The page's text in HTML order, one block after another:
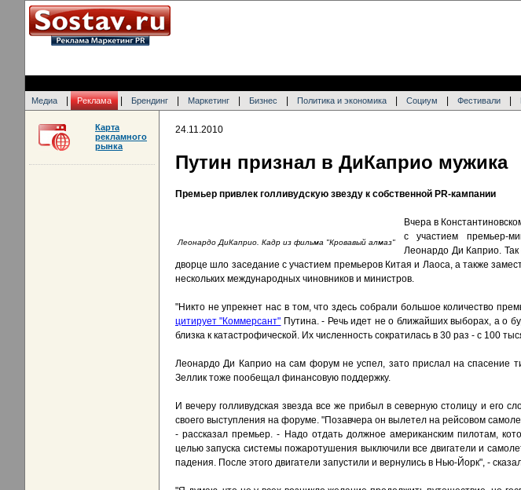
Медиа Реклама Брендинг Маркетинг Бизнес Политика и экономика Социум Фестивали
24.11.2010
Путин признал в ДиКаприо мужика
Премьер привлек голливудскую звезду к собственной PR-кампании
Леонардо ДиКаприо. Кадр из фильма "Кровавый алмаз"
Вчера в
с участием премьер-
Леонардо Ди Каприо. Так
дворце шло заседание с участием премьеров Китая и Лаоса, а также
нескольких международных чиновников и министров.
"Никто не упрекнет нас в том, что здесь собрали большое количество
цитирует "Коммерсант" Путина. - Речь идет не о ближайших выборах, а о
близка к катастрофической. Их численность сократилась в 30 раз - с 100
Леонардо Ди Каприо на сам форум не успел, зато прислал на спасение
Зеллик тоже пообещал финансовую поддержку.
И вечеру голливудская звезда все же прибыл в северную столицу и его
своего выступления на форуме. "Позавчера он вылетел на рейсовом
- рассказал премьер. - Надо отдать должное американским пилотам,
целью запуска системы пожаротушения выключили все двигатели и
падения. После этого двигатели запустили и вернулись в Нью-Йорк", -
Карта
рекламного
рынка